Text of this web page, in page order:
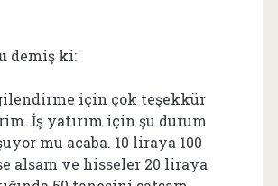
demiş ki:
için çok teşekkür
İş yatırım için şu durum
mu acaba. 10 liraya 100
alsam ve hisseler 20 liraya